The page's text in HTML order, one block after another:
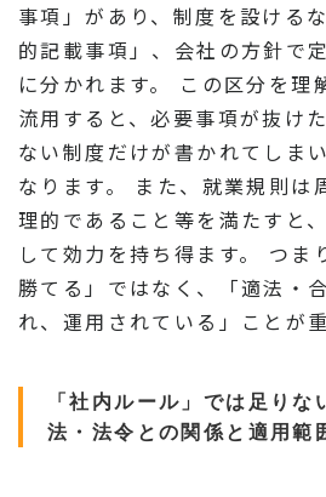
事項」があり、制度を設ける
的記載事項」、会社の方針で
に分かれます。 この区分を理
流用すると、必要事項が抜け
ない制度だけが書かれてしま
なります。 また、就業規則は
理的であること等を満たすと
して効力を持ち得ます。 つま
勝てる」ではなく、「適法・
れ、運用されている」ことが重
「社内ルール」では足りな
法・法令との関係と適用範